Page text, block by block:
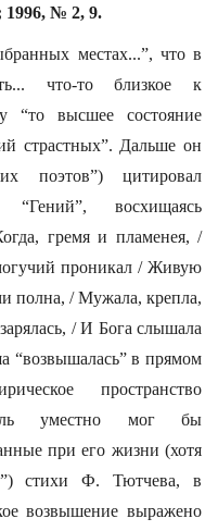
1996, № 2, 9.
местах...”, что в
что-то близкое к
“то высшее состояние
страстных”. Дальше он
поэтов”) цитировал
восхищаясь
гремя и пламенея, /
проникал / Живую
полна, / Мужала, крепла,
/ И Бога слышала
“возвышалась” в прямом
пространство
уместно мог бы
при его жизни (хотя
стихи Ф. Тютчева, в
возвышение выражено